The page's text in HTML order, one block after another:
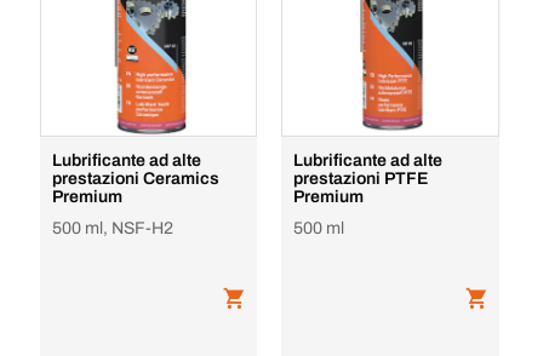
Lubrificante ad alte
prestazioni Ceramics
Premium
500 ml, NSF-H2
Lubrificante ad alte
prestazioni PTFE
Premium
500 ml